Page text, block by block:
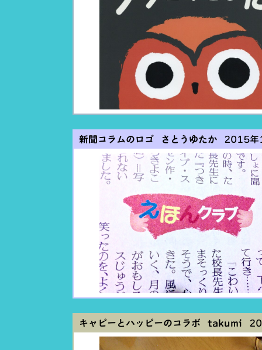
新聞コラムのロゴ さとうゆたか2015年
キャピーとハッピーのコラボ takumi